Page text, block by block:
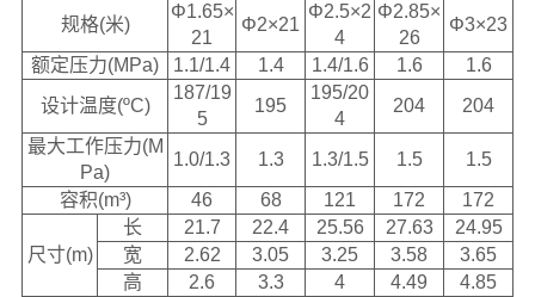
规格(米)
Φ1.65×
21
Φ2×21
Φ2.5×2
4
Φ2.85×
26
Φ3×23
额定压力(MPa)
1.1/1.4 1.4 1.4/1.6 1.6
1.6
设计温度(ºC)
187/19
5
195
195/20
4
204
204
最大工作压力(M
Pa)
1.0/1.3 1.3 1.3/1.5 1.5
1.5
容积(m³)
46 68 121 172 172
尺寸(m)
长 21.7 22.4 25.56 27.63
24.95
宽
2.62 3.05 3.25 3.58
3.65
高
2.6 3.3 4 4.49 4.85